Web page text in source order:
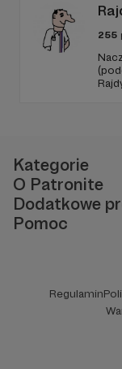
255
Kategorie
O Patronite
Dodatkowe
Pomoc
Regulamin